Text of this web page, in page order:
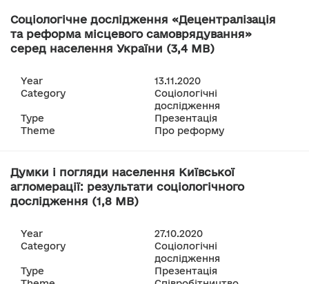
Соціологічне дослідження «Децентралізація
та реформа місцевого самоврядування»
серед населення України (3,4 MB)
Year
13.11.2020
Category
Соціологічні
дослідження
Type
Презентація
Theme
Про реформу
Думки і погляди населення Київської
агломерації: результати соціологічного
дослідження (1,8 MB)
Year
27.10.2020
Category
Соціологічні
дослідження
Type
Презентація